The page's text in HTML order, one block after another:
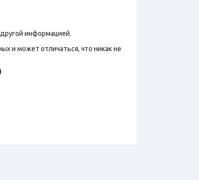
информацией.
и может отличаться, что никак не